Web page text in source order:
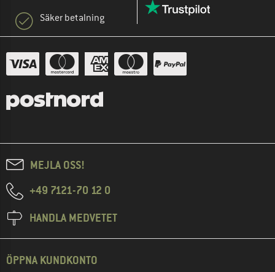
Säker betalning
MEJLA OSS!
+49 7121-70 12 0
HANDLA MEDVETET
ÖPPNA KUNDKONTO